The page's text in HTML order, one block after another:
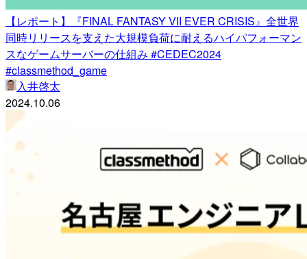
【レポート】『FINAL FANTASY VII EVER CRISIS』全世界
同時リリースを支えた大規模負荷に耐えるハイパフォーマン
スなゲームサーバーの仕組み #CEDEC2024
#classmethod_game
入井啓太
2024.10.06